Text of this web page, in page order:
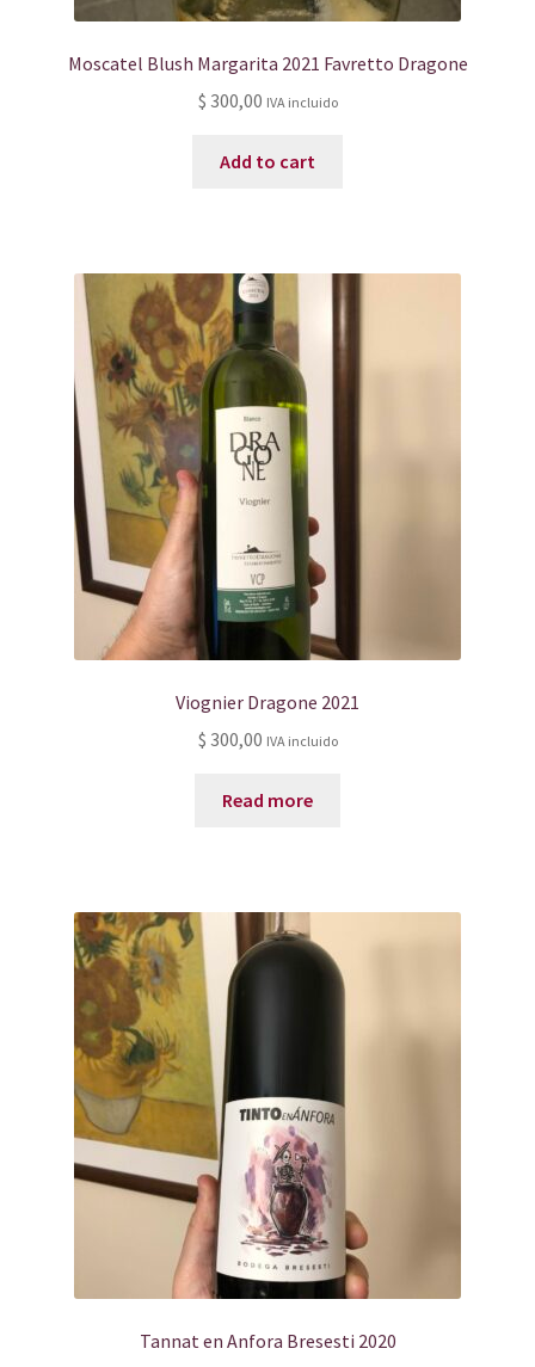
Moscatel Blush Margarita 2021 Favretto Dragone
$ 300,00 IVA incluido
Add to cart
Viognier Dragone 2021
$ 300,00 IVA incluido
Read more
Tannat en Anfora Bresesti 2020